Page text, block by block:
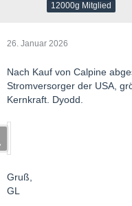
12000g Mitglied
26. Januar 2026
Nach Kauf von Calpine
Stromversorger der USA,
Kernkraft. Dyodd.
Gruß,
GL